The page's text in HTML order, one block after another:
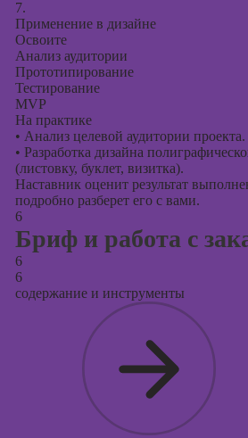
7.
Применение в дизайне
Освоите
Анализ аудитории
Прототипирование
Тестирование
MVP
На практике
• Анализ целевой аудитории проекта.
• Разработка дизайна
(листовку, буклет, визитка).
Наставник оценит результат
подробно разберет его с вами.
6
Бриф и работа с
6
6
содержание и инструменты